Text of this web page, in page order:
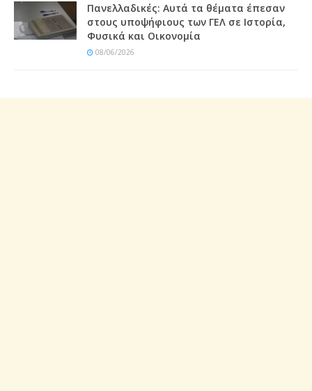
Πανελλαδικές: Αυτά τα θέματα έπεσαν
στους υποψήφιους των ΓΕΛ σε Ιστορία,
Φυσικά και Οικονομία
08/06/2026